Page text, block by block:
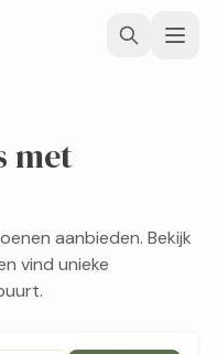
met
aanbieden. Bekijk
vind unieke